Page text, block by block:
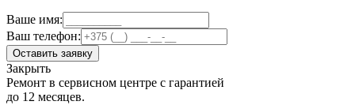
Ваше имя:
Ваш телефон:
Оставить заявку
Закрыть
Ремонт в сервисном центре с гарантией
до 12 месяцев.